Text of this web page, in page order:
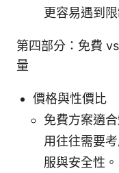
更容易遇到限
第四部分：免費
量
價格與性價比
免費方案適
用往往需要
服與安全性。